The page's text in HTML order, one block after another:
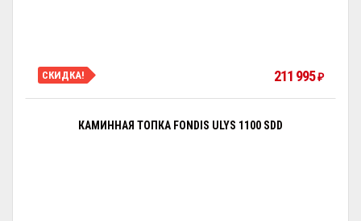
СКИДКА! 211 995₽
КАМИННАЯ ТОПКА FONDIS ULYS 1100 SDD